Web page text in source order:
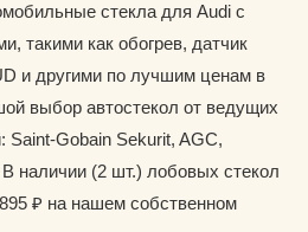
стекла для Audi с
такими как обогрев, датчик
и другими по лучшим ценам в
выбор автостекол от ведущих
Saint-Gobain Sekurit, AGC,
наличии (2 шт.) лобовых стекол
₽ на нашем собственном